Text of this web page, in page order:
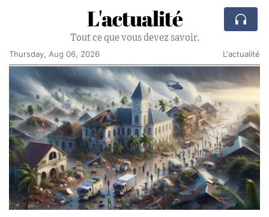
L'actualité
Tout ce que vous devez savoir.
Thursday, Aug 06, 2026
L'actualité